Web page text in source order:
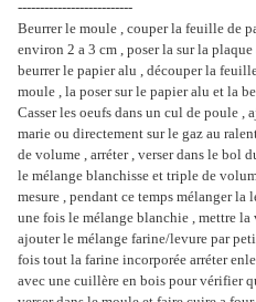
--------------------------
Beurrer le moule , couper la feuille de
environ 2 a 3 cm , poser la sur la
beurrer le papier alu , découper la
moule , la poser sur le papier alu et la
Casser les oeufs dans un cul de poule ,
marie ou directement sur le gaz au
de volume , arréter , verser dans le bol
le mélange blanchisse et triple de
mesure , pendant ce temps mélanger
une fois le mélange blanchie , mettre
ajouter le mélange farine/levure par
fois tout la farine incorporée arréter
avec une cuillère en bois pour vérifier